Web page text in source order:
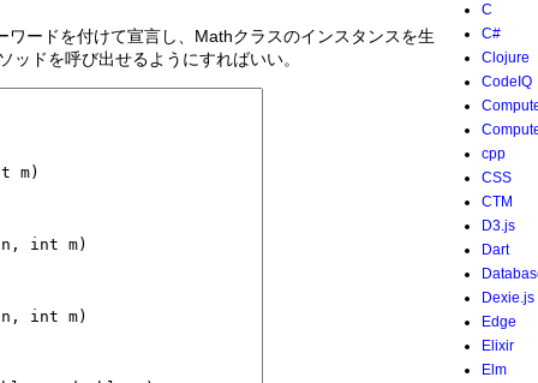
ードを付けて宣言し、Mathクラスのインスタンスを生
ドを呼び出せるようにすればいい。
C
C#
Clojure
CodeIQ
cpp
CSS
CTM
D3.js
Dart
Dexie.js
Edge
Elixir
Elm